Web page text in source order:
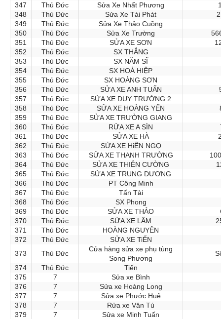
347
Thủ Đức Sửa Xe Nhất Phương
348
Thủ Đức Sửa Xe Tài Phát
349
Thủ Đức
Sửa Xe Thảo Cuồng
350
Thủ Đức Sửa Xe Trường
351
Thủ Đức SỬA XE SƠN
352
Thủ Đức
SX THẮNG
353
Thủ Đức
SX NĂM SĨ
354
Thủ Đức
SX HOÀ HIỆP
355
Thủ Đức
SX HOÀNG SƠN
356
Thủ Đức SỬA XE ANH TUẤN
357
Thủ Đức
SỬA XE DUY TRƯỜNG 2
358
Thủ Đức SỬA XE HOÀNG YẾN
359
Thủ Đức
SỬA XE TRƯỜNG GIANG
360
Thủ Đức RỬA XE A SÌN
361
Thủ Đức SỬA XE HÀ
362
Thủ Đức
SỬA XE HiỀN NGỌ
363
Thủ Đức SỬA XE THANH TRƯỜNG
364
Thủ Đức SỬA XE THIÊN CƯỜNG
365
Thủ Đức
SỬA XE TRUNG DƯƠNG
366
Thủ Đức
PT Công Minh
367
Thủ Đức
Tấn Tài
368
Thủ Đức
SX Phong
369
Thủ Đức SỬA XE THẢO
370
Thủ Đức SỬA XE LÂM
371
Thủ Đức
HOÀNG NGUYÊN
372
Thủ Đức
SỬA XE TiẾN
373
Thủ Đức
Cửa hàng sửa xe phụ tùng
Song Phương
374
Thủ Đức
Tiến
375
7
Sửa xe Bình
376
7
Sửa xe Hoàng Long
377
7
Sửa xe Phước Huệ
378
7
Rửa xe Vân Tú
379
7
Sửa xe Minh Tuấn